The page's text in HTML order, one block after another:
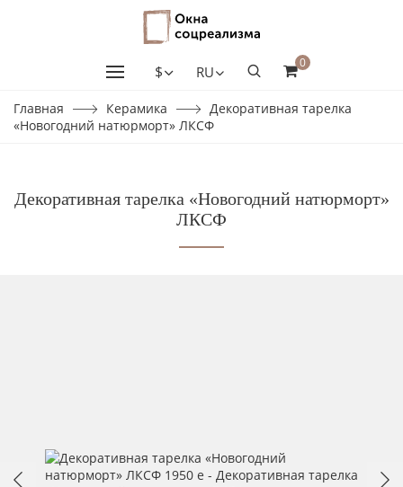
$ RU
0
Главная Керамика
Декоративная тарелка
«Новогодний натюрморт» ЛКСФ
Декоративная тарелка «Новогодний натюрморт»
ЛКСФ